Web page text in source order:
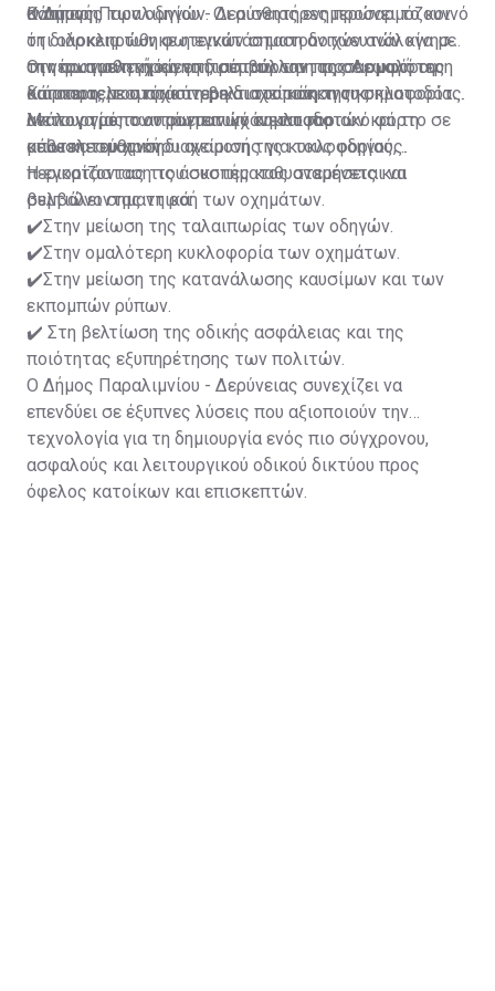
αναμονής των οδηγών. Οι αισθητήρες προσαρμόζουν
τη διάρκεια των φωτεινών σηματοδοτών ανάλογα με
την πραγματική κίνηση, συμβάλλοντας σε ομαλότερη
και αποτελεσματικότερη διαχείριση της κυκλοφορίας.
Κάππαρη.
Ο Δήμος Παραλιμνίου - Δερύνειας ενημερώνει το κοινό
ότι ολοκληρώθηκε η εγκατάσταση ανιχνευτών κίνησης
στη φωτοελεγχόμενη διασταύρωση της Λεωφόρου
Κάππαρη, με στόχο τη βελτιστοποίηση της
λειτουργίας των φωτεινών σηματοδοτών και τη
μείωση του χρόνου αναμονής για τους οδηγούς.
Οι νέοι αισθητήρες επιτρέπουν την προσαρμογή της
διάρκειας του πράσινου και του κόκκινου σηματοδότη
ανάλογα με τον πραγματικό κυκλοφοριακό φόρτο σε
κάθε κατεύθυνση.
Με τον τρόπο αυτό επιτυγχάνεται πιο
αποτελεσματική διαχείριση της κυκλοφορίας,
περιορίζοντας τις άσκοπες καθυστερήσεις και
βελτιώνοντας τη ροή των οχημάτων.
Η εγκατάσταση του συστήματος αναμένεται να
συμβάλει σημαντικά:
✔️Στην μείωση της ταλαιπωρίας των οδηγών.
✔️Στην ομαλότερη κυκλοφορία των οχημάτων.
✔️Στην μείωση της κατανάλωσης καυσίμων και των
εκπομπών ρύπων.
✔️ Στη βελτίωση της οδικής ασφάλειας και της
ποιότητας εξυπηρέτησης των πολιτών.
Ο Δήμος Παραλιμνίου - Δερύνειας συνεχίζει να
επενδύει σε έξυπνες λύσεις που αξιοποιούν την
τεχνολογία για τη δημιουργία ενός πιο σύγχρονου,
ασφαλούς και λειτουργικού οδικού δικτύου προς
όφελος κατοίκων και επισκεπτών.